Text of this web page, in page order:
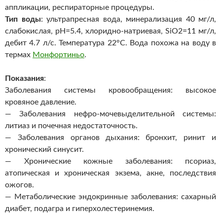
аппликации, респираторные процедуры.
Тип воды: ультрапресная вода, минерализация 40 мг/л,
слабокислая, pH=5.4, хлоридно-натриевая, SiO2=11 мг/л,
дебит 4.7 л/с. Температура 22°С. Вода похожа на воду в
термах Монфортиньо.
Показания:
Заболевания системы кровообращения: высокое
кровяное давление.
— Заболевания нефро-мочевыделительной системы:
литиаз и почечная недостаточность.
— Заболевания органов дыхания: бронхит, ринит и
хронический синусит.
— Хронические кожные заболевания: псориаз,
атопическая и хроническая экзема, акне, последствия
ожогов.
— Метаболические эндокринные заболевания: сахарный
диабет, подагра и гиперхолестеринемия.